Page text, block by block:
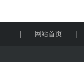
| 网站首页 |